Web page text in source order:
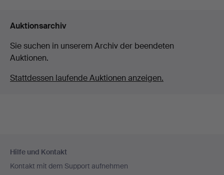
Auktionsarchiv
Sie suchen in unserem Archiv der beendeten
Auktionen.
Stattdessen laufende Auktionen anzeigen.
Navigation
Hilfe und Kontakt
Kontakt mit dem Support aufnehmen